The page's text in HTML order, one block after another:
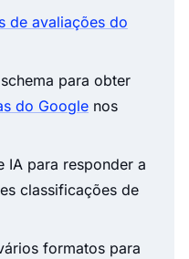
de avaliações do
para obter
do Google nos
IA para responder a
classificações de
formatos para